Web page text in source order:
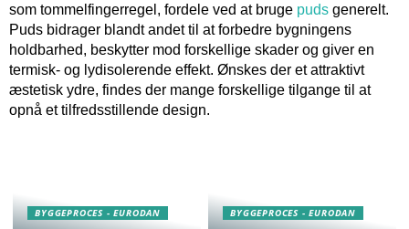
som tommelfingerregel, fordele ved at bruge puds generelt.
Puds bidrager blandt andet til at forbedre bygningens
holdbarhed, beskytter mod forskellige skader og giver en
termisk- og lydisolerende effekt. Ønskes der et attraktivt
æstetisk ydre, findes der mange forskellige tilgange til at
opnå et tilfredsstillende design.
BYGGEPROCES - EURODAN BYGGEPROCES - EURODAN